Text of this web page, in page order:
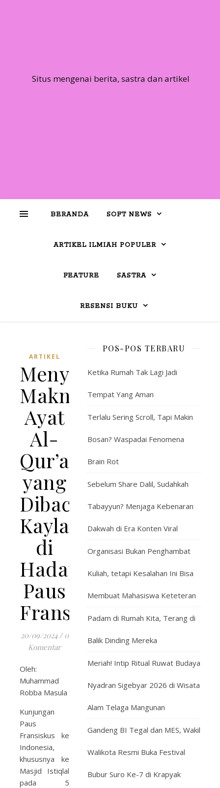
Situs mengenai berita, sastra dan artikel
BERANDA SOFT NEWS
ARTIKEL ILMIAH POPULER
FEATURE SASTRA
RESENSI BUKU
ARTIKEL
Menyelami
Makna
Ayat
Al-
Qur’an
yang
Dibacakan
Kayla
di
Hadapan
Paus
Fransiskus
20/09/2024 / 0
Komentar
Oleh:
Muhammad
Robba Masula
Kunjungan
Paus
Fransiskus ke
Indonesia,
khususnya ke
Masjid Istiqlal
pada 5
POS-POS TERBARU
Ketika Rumah Tak Lagi Jadi
Tempat Yang Aman
Terlalu Sering Scroll, Tapi Makin
Bosan? Waspadai Fenomena
Brain Rot
Sebelum Share Dalil, Sudahkah
Tabayyun? Menjaga Kebenaran
Dakwah di Era Konten Viral
Organisasi Bukan Penghambat
Kuliah, tetapi Kesalahan Ini Bisa
Membuat Mahasiswa Keteteran
Padam di Rumah Kita, Terang di
Balik Dinding Mereka
Meriah! Intip Ritual Ruwat Budaya
Nyadran Sigebyar 2026 di Wisata
Alam Telaga Mangunan
Gandeng BI Tegal dan MES, Wakil
Walikota Resmi Buka Festival
Bubur Suro Ke-7 di Krapyak